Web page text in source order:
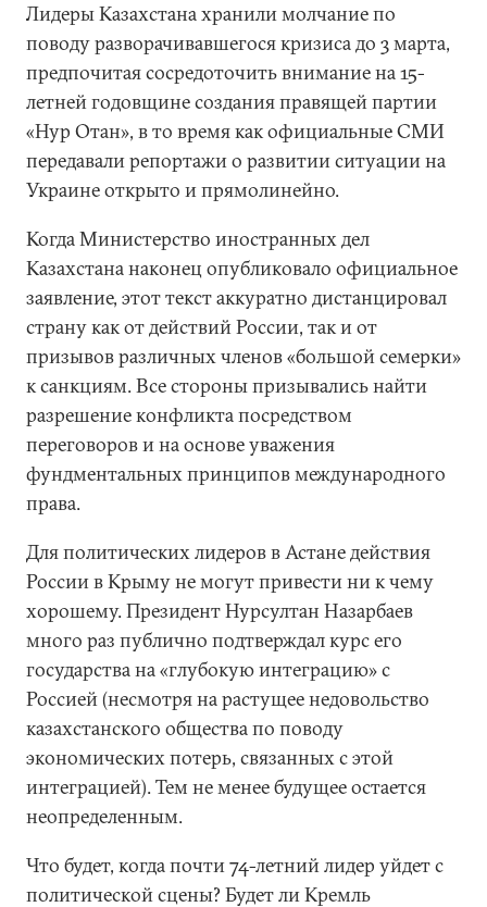
Лидеры Казахстана хранили молчание по
поводу разворачивавшегося кризиса до 3 марта,
предпочитая сосредоточить внимание на 15-
летней годовщине создания правящей партии
«Нур Отан», в то время как официальные СМИ
передавали репортажи о развитии ситуации на
Украине открыто и прямолинейно.
Когда Министерство иностранных дел
Казахстана наконец опубликовало официальное
заявление, этот текст аккуратно дистанцировал
страну как от действий России, так и от
призывов различных членов «большой семерки»
к санкциям. Все стороны призывались найти
разрешение конфликта посредством
переговоров и на основе уважения
фундментальных принципов международного
права.
Для политических лидеров в Астане действия
России в Крыму не могут привести ни к чему
хорошему. Президент Нурсултан Назарбаев
много раз публично подтверждал курс его
государства на «глубокую интеграцию» с
Россией (несмотря на растущее недовольство
казахстанского общества по поводу
экономических потерь, связанных с этой
интеграцией). Тем не менее будущее остается
неопределенным.
Что будет, когда почти 74-летний лидер уйдет с
политической сцены? Будет ли Кремль